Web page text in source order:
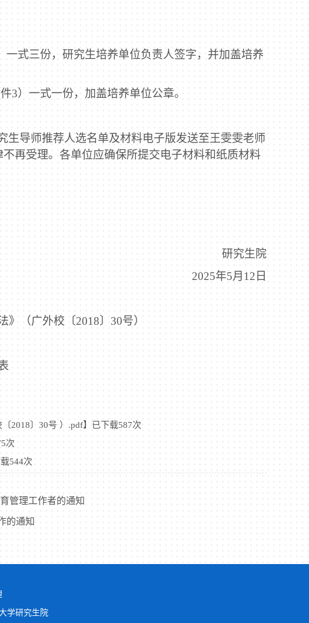
一式三份，研究生培养单位负责人签字，并加盖培养
3）一式一份，加盖培养单位公章。
生导师推荐人选名单及材料电子版发送至王雯雯老师
再受理。各单位应确保所提交电子材料和纸质材料
研究生院
2025年5月 12 日
》（广外校〔2018〕 30号）
2018〕30号 ）.pdf】已下载587次
次
544次
管理工作者的通知
的通知
学研究生院